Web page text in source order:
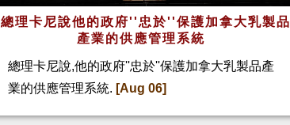
總理卡尼說他的政府''忠於''保護加拿大乳製品
產業的供應管理系統
總理卡尼說,他的政府''忠於''保護加拿大乳製品產
業的供應管理系統. [Aug 06]